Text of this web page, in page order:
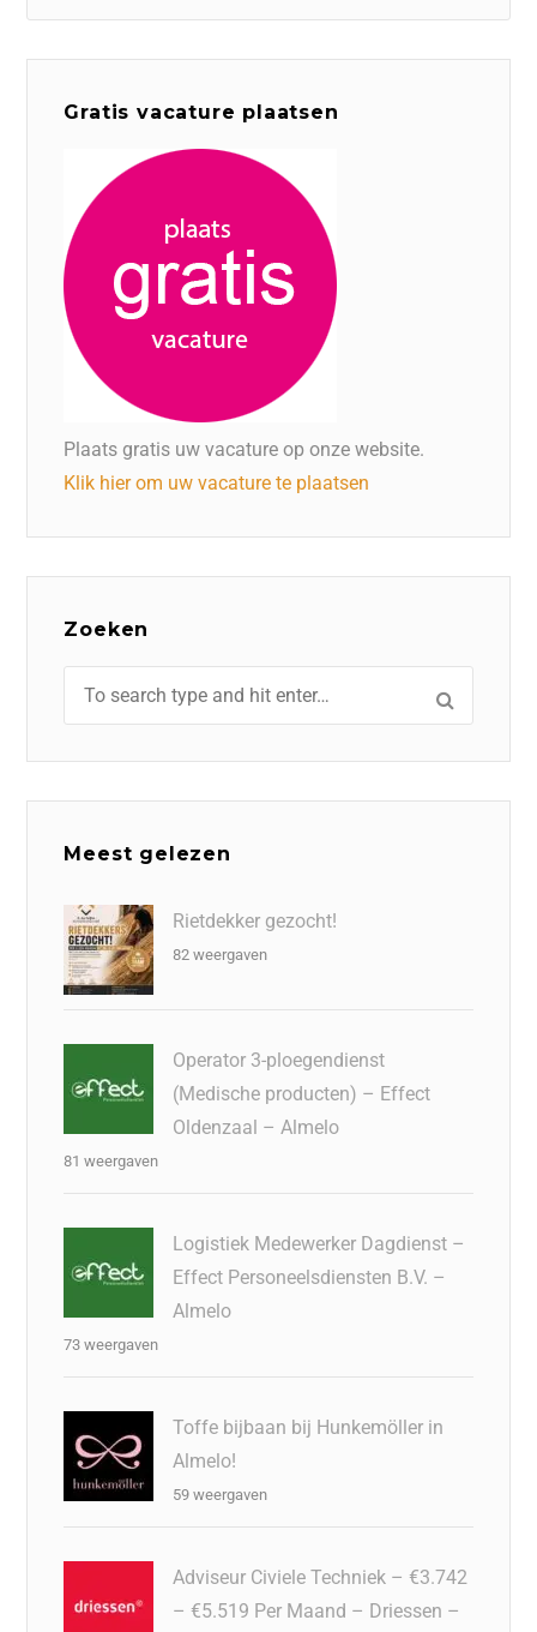
Gratis vacature plaatsen
Plaats gratis uw vacature op onze website.
Klik hier om uw vacature te plaatsen
Zoeken
Meest gelezen
Rietdekker gezocht!
82 weergaven
Operator 3-ploegendienst
(Medische producten) – Effect
Oldenzaal – Almelo
81 weergaven
Logistiek Medewerker Dagdienst –
Effect Personeelsdiensten B.V. –
Almelo
73 weergaven
Toffe bijbaan bij Hunkemöller in
Almelo!
59 weergaven
Adviseur Civiele Techniek – €3.742
– €5.519 Per Maand – Driessen –